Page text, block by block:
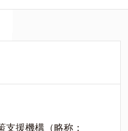
支援機構（略称：